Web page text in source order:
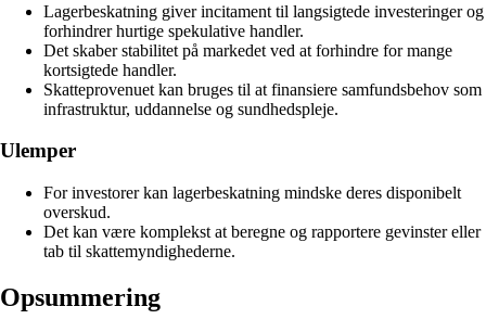
Lagerbeskatning giver incitament til langsigtede investeringer og
forhindrer hurtige spekulative handler.
Det skaber stabilitet på markedet ved at forhindre for mange
kortsigtede handler.
Skatteprovenuet kan bruges til at finansiere samfundsbehov som
infrastruktur, uddannelse og sundhedspleje.
Ulemper
For investorer kan lagerbeskatning mindske deres disponibelt
overskud.
Det kan være komplekst at beregne og rapportere gevinster eller
tab til skattemyndighederne.
Opsummering